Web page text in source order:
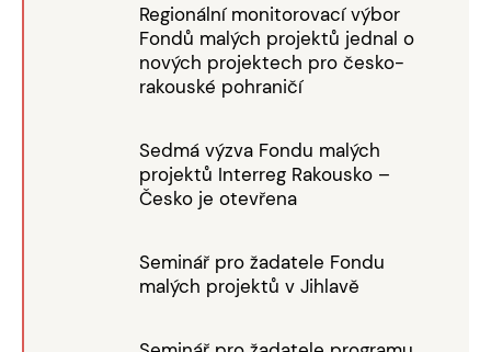
Regionální monitorovací výbor
Fondů malých projektů jednal o
nových projektech pro česko-
rakouské pohraničí
Sedmá výzva Fondu malých
projektů Interreg Rakousko –
Česko je otevřena
Seminář pro žadatele Fondu
malých projektů v Jihlavě